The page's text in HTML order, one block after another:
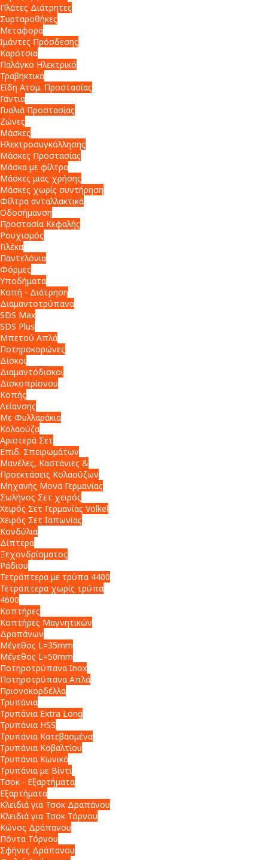
Πλάτες Διάτρητες
Συρταροθήκες
Μεταφορά
Ιμάντες Πρόσδεσης
Καρότσια
Παλάγκο Ηλεκτρικό
Τραβηκτικά
Είδη Ατομ. Προστασίας
Γάντια
Γυαλιά Προστασίας
Ζώνες
Μάσκες
Ηλεκτροσυγκόλλησης
Μάσκες Προστασίας
Μάσκα με φίλτρα
Μάσκες μιας χρήσης
Μάσκες χωρίς συντήρηση
Φίλτρα ανταλλακτικά
Οδοσήμανση
Προστασία Κεφαλής
Ρουχισμός
Γιλέκα
Παντελόνια
Φόρμες
Υποδήματα
Κοπή - Διάτρηση
Διαμαντοτρύπανα
SDS Max
SDS Plus
Μπετού Απλά
Ποτηροκορώνες
Δίσκοι
Διαμαντόδισκοι
Δισκοπρίονου
Κοπής
Λείανσης
Με Φυλλαράκια
Κολαούζα
Αριστερά Σετ
Επιδ. Σπειρωμάτων
Μανέλες, Καστάνιες &
Προεκτάσεις Κολαούζων
Μηχανής Μονά Γερμανίας
Σωλήνος Σετ χειρός
Χειρός Σετ Γερμανίας Volkel
Χειρός Σετ Ιαπωνίας
Κονδύλια
Δίπτερα
Ξεχονδρίσματος
Ράδιου
Τετράπτερα με τρύπα 4400
Τετράπτερα χωρίς τρύπα
4600
Κοπτήρες
Κοπτήρες Μαγνητικών
Δραπάνων
Μέγεθος L=35mm
Μέγεθος L=50mm
Ποτηροτρύπανα Inox
Ποτηροτρύπανα Απλά
Πριονοκορδέλλα
Τρυπάνια
Τρυπάνια Extra Long
Τρυπάνια HSS
Τρυπάνια Κατεβασμένα
Τρυπάνια Κοβαλτίου
Τρυπάνια Κωνικά
Τρυπάνια με Βίντι
Τσοκ - Εξαρτήματα
Εξαρτήματα
Κλειδιά για Τσοκ Δραπάνου
Κλειδιά για Τσοκ Τόρνου
Κώνος Δράπανου
Πόντα Τόρνου
Σφήνες Δράπανου